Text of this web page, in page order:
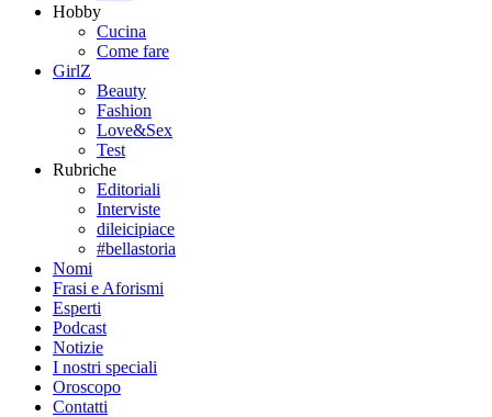
Hobby
Cucina
Come fare
GirlZ
Beauty
Fashion
Love&Sex
Test
Rubriche
Editoriali
Interviste
dileicipiace
#bellastoria
Nomi
Frasi e Aforismi
Esperti
Podcast
Notizie
I nostri speciali
Oroscopo
Contatti